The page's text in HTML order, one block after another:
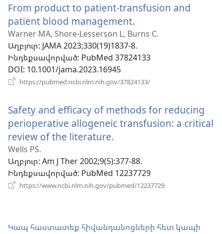
պատուհան)
From product to patient-transfusion and
patient blood management.
է
նոր
պատուհան)
Warner MA, Shore-Lesserson L, Burns C.
Աղբյուր‎: JAMA 2023;330(19)1837-8.
Ինդեքսավորված‎: PubMed 37824133
DOI‎: 10.1001/jama.2023.16945
https://pubmed.ncbi.nlm.nih.gov/37824133/
պատուհան)
Safety and efficacy of methods for reducing
perioperative allogeneic transfusion: a critical
review of the literature.
նոր
պատուհան)
Wells PS.
Աղբյուր‎: Am J Ther 2002;9(5):377-88.
Ինդեքսավորված‎: PubMed 12237729
https://www.ncbi.nlm.nih.gov/pubmed/12237729
Կապ հաստատեք հիվանդանոցների հետ կապի